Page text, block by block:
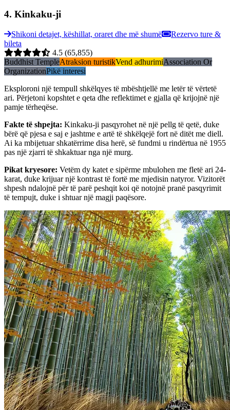
4. Kinkaku-ji
Shikoni detajet, këshillat, oraret dhe më shumë
Rezervo ture &
bileta
4.5 (65,855)
Buddhist TempleAtraksion turistikVend adhurimiAssociation Or
OrganizationPikë interesi
Eksploroni një tempull shkëlqyes të mbështjellë me letër të vërtetë
ari. Përjetoni kopshtet e qeta dhe reflektimet e gjalla që krijojnë një
pamje tërheqëse.
Fakte të shpejta: Kinkaku-ji pasqyrohet në një pellg të qetë, duke
bërë që pjesa e saj e jashtme e artë të shkëlqejë fort në ditët me diell.
Ai ka mbijetuar shkatërrime disa herë, së fundmi u rindërtua në 1955
pas një zjarri të shkaktuar nga një murg.
Pikat kryesore: Vetëm dy katet e sipërme mbulohen me fletë ari 24-
karat, duke krijuar një kontrast të fortë me mjedisin natyror. Vizitorët
shpesh ndalojnë për të parë peshqit koi që notojnë pranë pasqyrimit
të tempujt, duke i shtuar një magji paqësore.